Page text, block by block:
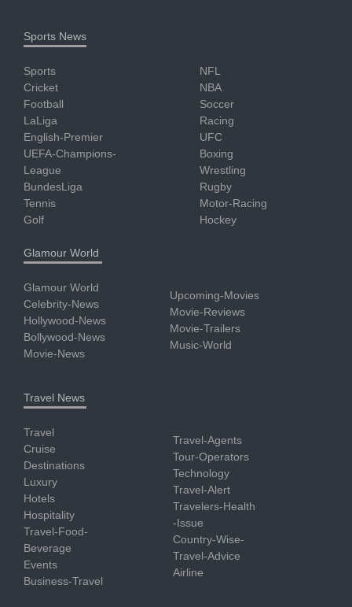
Sports News
Sports
Cricket
Football
LaLiga
English-Premier
UEFA-Champions-
League
BundesLiga
Tennis
Golf
NFL
NBA
Soccer
Racing
UFC
Boxing
Wrestling
Rugby
Motor-Racing
Hockey
Glamour World
Glamour World
Celebrity-News
Hollywood-News
Bollywood-News
Movie-News
Upcoming-Movies
Movie-Reviews
Movie-Trailers
Music-World
Travel News
Travel
Cruise
Destinations
Luxury
Hotels
Hospitality
Travel-Food-
Beverage
Events
Business-Travel
Travel-Agents
Tour-Operators
Technology
Travel-Alert
Travelers-Health
-Issue
Country-Wise-
Travel-Advice
Airline